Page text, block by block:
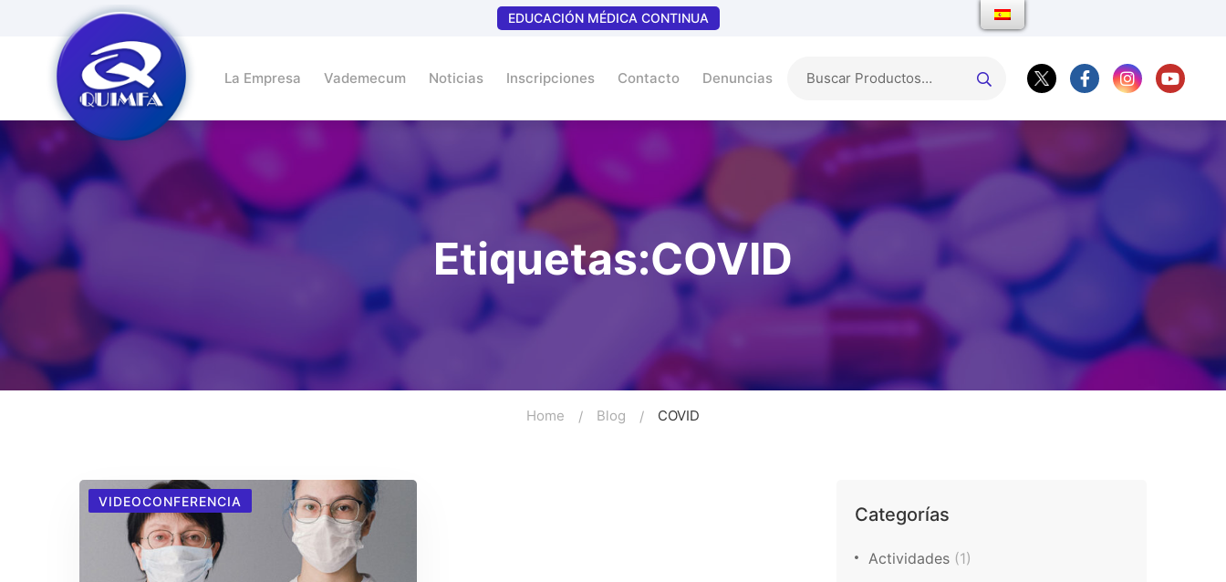
EDUCACIÓN MÉDICA CONTINUA
La Empresa Vademecum Noticias Inscripciones Contacto Denuncias
Etiquetas:COVID
Home Blog COVID
VIDEOCONFERENCIA
Categorías
Actividades (1)